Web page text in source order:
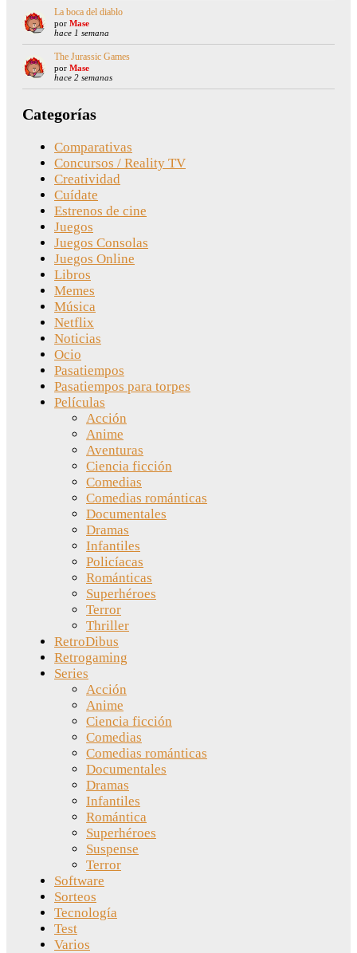
La boca del diablo
por Mase
hace 1 semana
The Jurassic Games
por Mase
hace 2 semanas
Categorías
Comparativas
Concursos / Reality TV
Creatividad
Cuídate
Estrenos de cine
Juegos
Juegos Consolas
Juegos Online
Libros
Memes
Música
Netflix
Noticias
Ocio
Pasatiempos
Pasatiempos para torpes
Películas
Acción
Anime
Aventuras
Ciencia ficción
Comedias
Comedias románticas
Documentales
Dramas
Infantiles
Policíacas
Románticas
Superhéroes
Terror
Thriller
RetroDibus
Retrogaming
Series
Acción
Anime
Ciencia ficción
Comedias
Comedias románticas
Documentales
Dramas
Infantiles
Romántica
Superhéroes
Suspense
Terror
Software
Sorteos
Tecnología
Test
Varios